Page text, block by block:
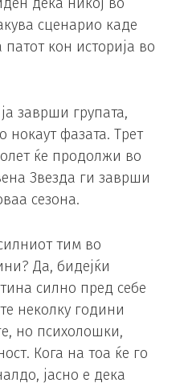
сценарио каде
кон историја во
заврши групата,
нокаут фазата. Трет
ќе продолжи во
Звезда ги заврши
сезона.
тим во
Да, бидејќи
силно пред себе
неколку години
но психолошки,
Кога на тоа ќе го
јасно е дека